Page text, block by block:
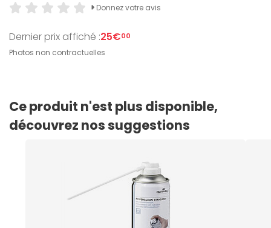
Donnez votre avis
Dernier prix affiché :25€00
Photos non contractuelles
Ce produit n'est plus disponible,
découvrez nos suggestions